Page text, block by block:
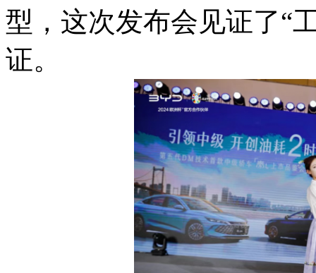
型，这次发布会见证了“
证。